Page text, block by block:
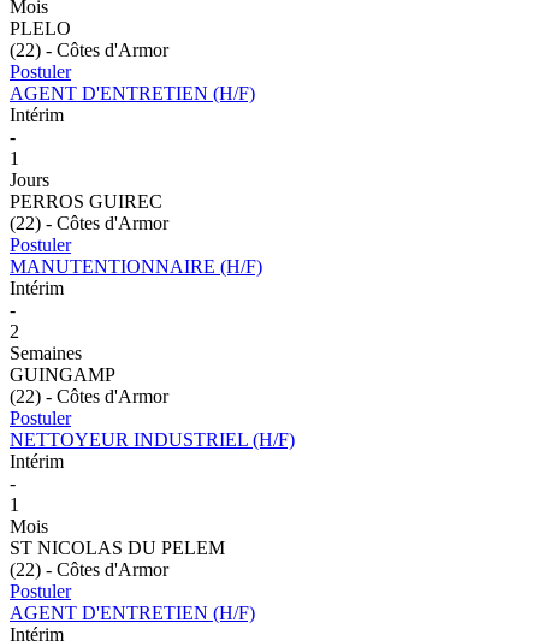
Mois
PLELO
(22) - Côtes d'Armor
Postuler
AGENT D'ENTRETIEN (H/F)
Intérim
-
1
Jours
PERROS GUIREC
(22) - Côtes d'Armor
Postuler
MANUTENTIONNAIRE (H/F)
Intérim
-
2
Semaines
GUINGAMP
(22) - Côtes d'Armor
Postuler
NETTOYEUR INDUSTRIEL (H/F)
Intérim
-
1
Mois
ST NICOLAS DU PELEM
(22) - Côtes d'Armor
Postuler
AGENT D'ENTRETIEN (H/F)
Intérim